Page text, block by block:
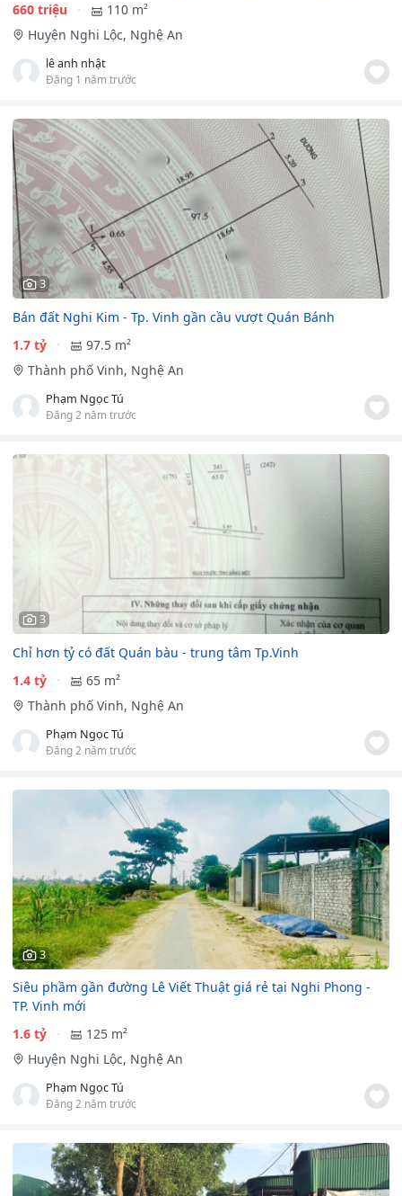
660 triệu
110 m²
Huyện Nghi Lộc, Nghệ An
lê anh nhật
Đăng 1 năm trước
3
Bán đất Nghi Kim - Tp. Vinh gần cầu vượt Quán Bánh
1.7 tỷ
97.5 m²
Thành phố Vinh, Nghệ An
Phạm Ngọc Tú
Đăng 2 năm trước
3
Chỉ hơn tỷ có đất Quán bàu - trung tâm Tp.Vinh
1.4 tỷ
65 m²
Thành phố Vinh, Nghệ An
Phạm Ngọc Tú
Đăng 2 năm trước
3
Siêu phầm gần đường Lê Viết Thuật giá rẻ tại Nghi Phong -
TP. Vinh mới
1.6 tỷ
125 m²
Huyện Nghi Lộc, Nghệ An
Phạm Ngọc Tú
Đăng 2 năm trước